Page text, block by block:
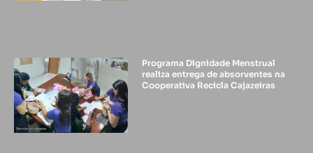
Programa Dignidade Menstrual
realiza entrega de absorventes na
Cooperativa Recicla Cajazeiras